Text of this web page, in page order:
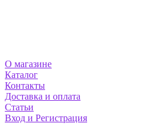
О магазине
Каталог
Контакты
Доставка и оплата
Статьи
Вход и Регистрация